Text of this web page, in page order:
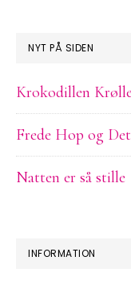
NYT PÅ SIDEN
Krokodillen
Frede Hop og
Natten er så stille
INFORMATION